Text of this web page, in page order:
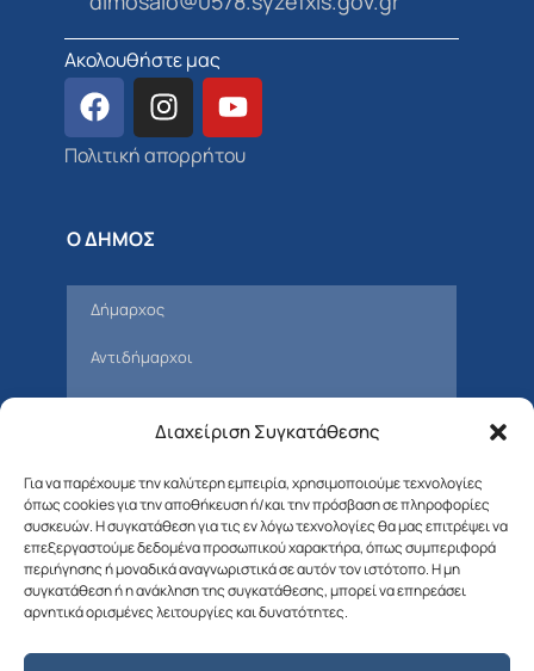
Διαχείριση Συγκατάθεσης
Για να παρέχουμε την καλύτερη εμπειρία, χρησιμοποιούμε τεχνολογίες
όπως cookies για την αποθήκευση ή/και την πρόσβαση σε πληροφορίες
συσκευών. Η συγκατάθεση για τις εν λόγω τεχνολογίες θα μας επιτρέψει να
επεξεργαστούμε δεδομένα προσωπικού χαρακτήρα, όπως συμπεριφορά
περιήγησης ή μοναδικά αναγνωριστικά σε αυτόν τον ιστότοπο. Η μη
συγκατάθεση ή η ανάκληση της συγκατάθεσης, μπορεί να επηρεάσει
αρνητικά ορισμένες λειτουργίες και δυνατότητες.
Ακολουθήστε μας
Πολιτική απορρήτου
Ο ΔΗΜΟΣ
Δήμαρχος
Αντιδήμαρχοι
Δημοτικό συμβούλιο
Οργανόγραμμα Δήμου Αλοννήσου
ΓΙΑ ΤΟΥΣ ΔΗΜΟΤΕΣ